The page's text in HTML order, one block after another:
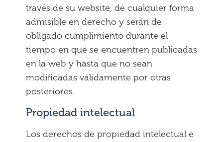
través de su website, de cualquier forma
admisible en derecho y serán de
obligado cumplimiento durante el
tiempo en que se encuentren publicadas
en la web y hasta que no sean
modificadas válidamente por otras
posteriores.
Propiedad intelectual
Los derechos de propiedad intelectual e